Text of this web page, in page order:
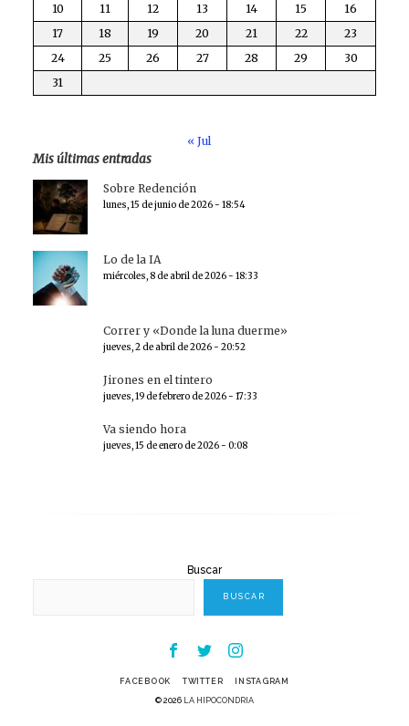
10
11 12 13 14 15
16
17
18 19 20 21 22
23
24
25 26 27 28 29
30
31
« Jul
Mis últimas entradas
Sobre Redención
lunes, 15 de junio de 2026 - 18:54
Lo de la IA
miércoles, 8 de abril de 2026 - 18:33
Correr y «Donde la luna duerme»
jueves, 2 de abril de 2026 - 20:52
Jirones en el tintero
jueves, 19 de febrero de 2026 - 17:33
Va siendo hora
jueves, 15 de enero de 2026 - 0:08
Buscar
BUSCAR
FacebookTwitter Instagram
FACEBOOK TWITTER INSTAGRAM
© 2026 LA HIPOCONDRIA